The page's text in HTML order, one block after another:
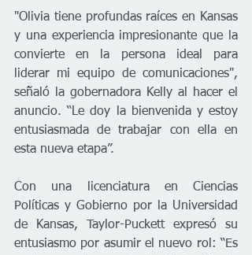
"Olivia tiene profundas raíces en Kansas
y una experiencia impresionante que la
convierte en la persona ideal para
liderar mi equipo de comunicaciones",
señaló la gobernadora Kelly al hacer el
anuncio. “Le doy la bienvenida y estoy
entusiasmada de trabajar con ella en
esta nueva etapa”.
Con una licenciatura en Ciencias
Políticas y Gobierno por la Universidad
de Kansas, Taylor-Puckett expresó su
entusiasmo por asumir el nuevo rol: “Es